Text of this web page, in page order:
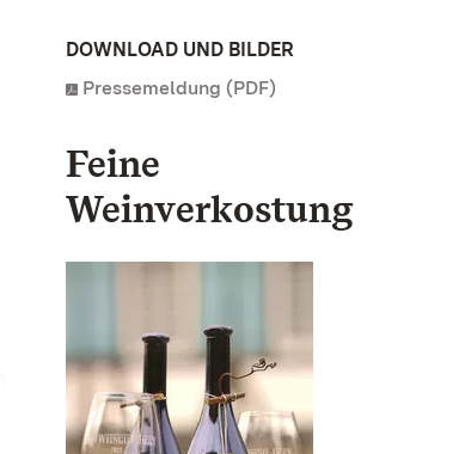
DOWNLOAD UND BILDER
Pressemeldung (PDF)
Feine
Weinverkostung